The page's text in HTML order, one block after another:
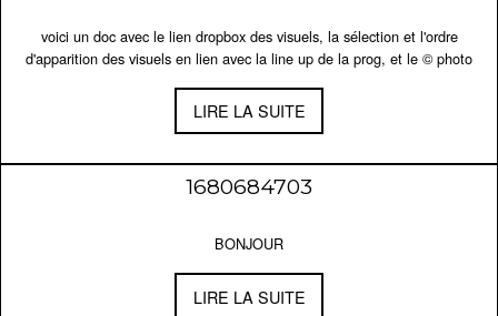
voici un doc avec le lien dropbox des visuels, la sélection et l'ordre
d'apparition des visuels en lien avec la line up de la prog, et le © photo
LIRE LA SUITE
1680684703
BONJOUR
LIRE LA SUITE